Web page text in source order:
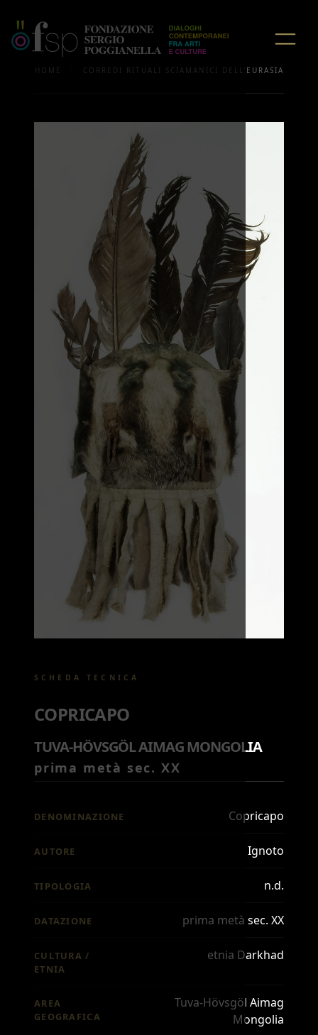
HOME CORREDI RITUALI SCIAMANICI DELL'EURASIA
SCHEDA TECNICA
COPRICAPO
TUVA-HÖVSGÖL AIMAG MONGOLIA
prima metà sec. XX
DENOMINAZIONE Copricapo
AUTORE Ignoto
TIPOLOGIA n.d.
DATAZIONE prima metà sec. XX
CULTURA /
ETNIA
etnia Darkhad
AREA
GEOGRAFICA
Tuva-Hövsgöl Aimag
Mongolia